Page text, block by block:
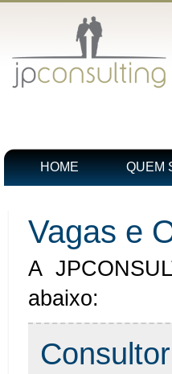
HOME QUEM
Vagas e
A
abaixo: